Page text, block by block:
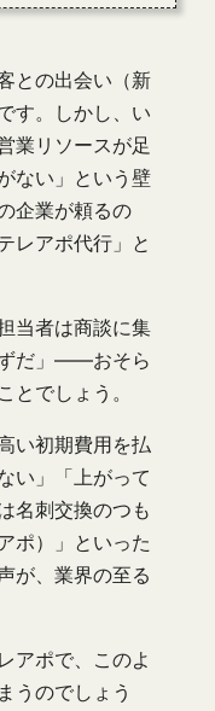
との出会い（新
す。しかし、い
業リソースが足
ない」という壁
企業が頼るの
レアポ代行」と
当者は商談に集
だ」――おそら
とでしょう。
い初期費用を払
い」「上がって
名刺交換のつも
ポ）」といった
が、業界の至る
アポで、このよ
うのでしょう